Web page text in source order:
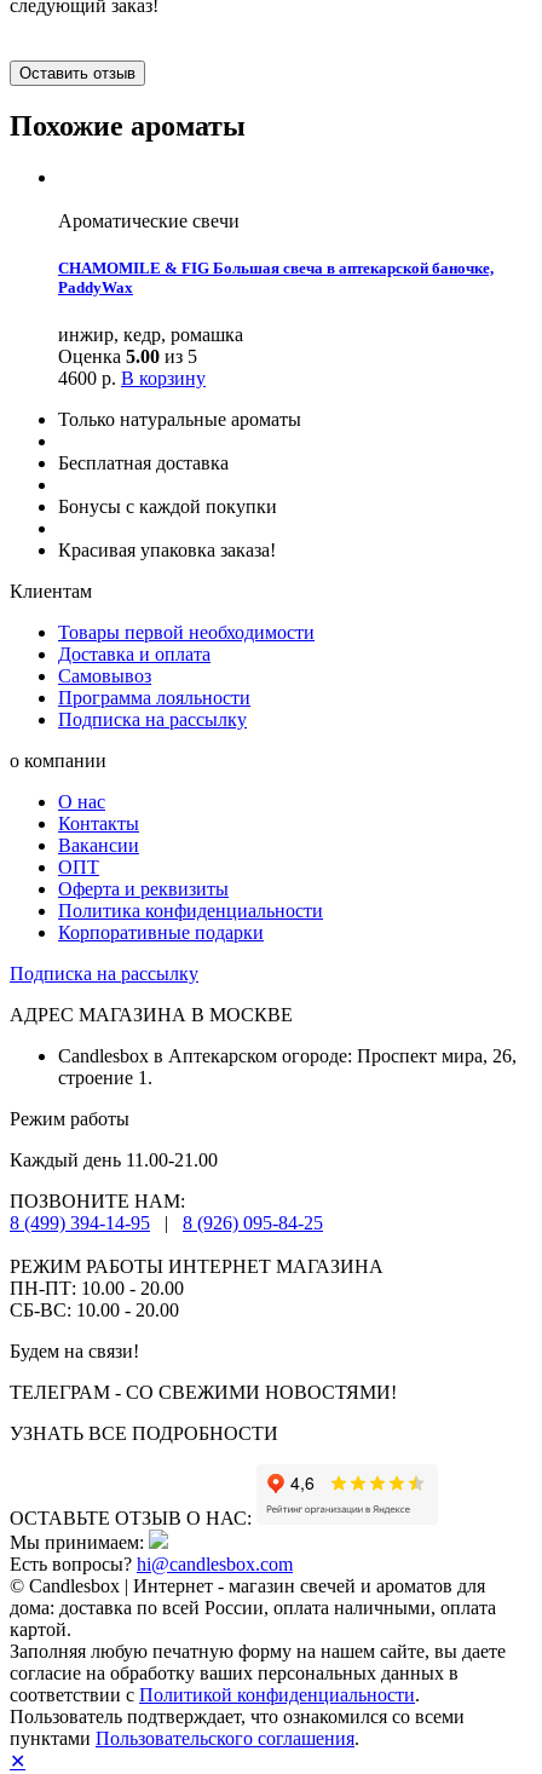
следующий заказ!
Оставить отзыв
Похожие ароматы
Ароматические свечи
CHAMOMILE & FIG Большая свеча в аптекарской баночке,
PaddyWax
инжир, кедр, ромашка
Оценка 5.00 из 5
4600 р. В корзину
Только натуральные ароматы
Бесплатная доставка
Бонусы с каждой покупки
Красивая упаковка заказа!
Клиентам
Товары первой необходимости
Доставка и оплата
Самовывоз
Программа лояльности
Подписка на рассылку
о компании
О нас
Контакты
Вакансии
ОПТ
Оферта и реквизиты
Политика конфиденциальности
Корпоративные подарки
Подписка на рассылку
АДРЕС МАГАЗИНА В МОСКВЕ
Candlesbox в Аптекарском огороде: Проспект мира, 26,
строение 1.
Режим работы
Каждый день 11.00-21.00
ПОЗВОНИТЕ НАМ:
8 (499) 394-14-95
| 8 (926) 095-84-25
РЕЖИМ РАБОТЫ ИНТЕРНЕТ МАГАЗИНА
ПН-ПТ: 10.00 - 20.00
СБ-ВС: 10.00 - 20.00
Будем на связи!
ТЕЛЕГРАМ - СО СВЕЖИМИ НОВОСТЯМИ!
УЗНАТЬ ВСЕ ПОДРОБНОСТИ
ОСТАВЬТЕ ОТЗЫВ О НАС:
Мы принимаем:
Есть вопросы? hi@candlesbox.com
© Candlesbox | Интернет - магазин свечей и ароматов для
дома: доставка по всей России, оплата наличными, оплата
картой.
Заполняя любую печатную форму на нашем сайте, вы даете
согласие на обработку ваших персональных данных в
соответствии с Политикой конфиденциальности.
Пользователь подтверждает, что ознакомился со всеми
пунктами Пользовательского соглашения.
✕